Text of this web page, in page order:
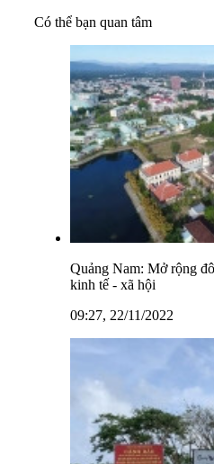
Có thể bạn quan tâm
Quảng Nam: Mở rộng
kinh tế - xã hội
09:27, 22/11/2022